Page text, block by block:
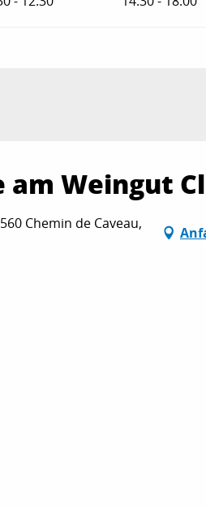
am Weingut
Chemin de Caveau,